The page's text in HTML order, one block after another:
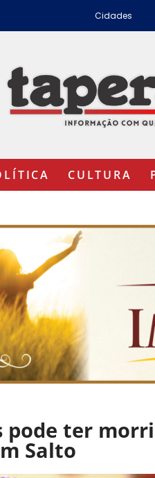
Cidades
CULTURA
pode ter
Salto